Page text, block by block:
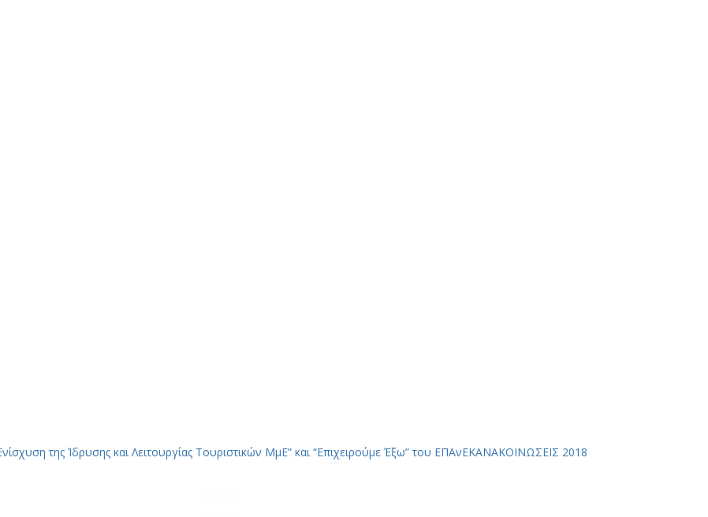
της Ίδρυσης και Λειτουργίας Τουριστικών ΜμΕ” και “Επιχειρούμε Έξω” του ΕΠΑνΕΚΑΝΑΚΟΙΝΩΣΕΙΣ 2018